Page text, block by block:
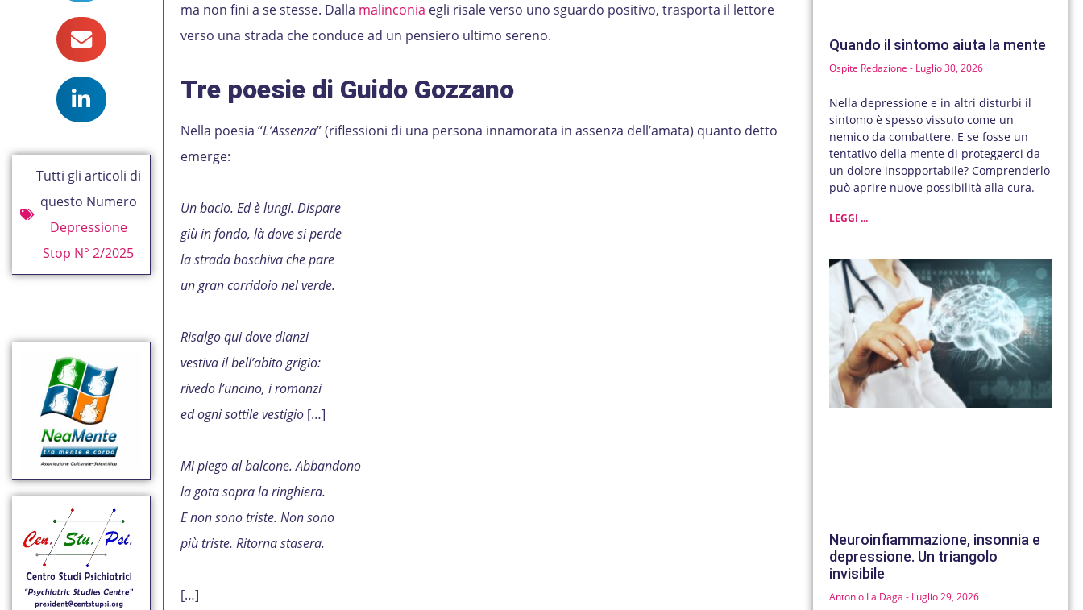
Tutti gli articoli di
questo Numero
Depressione
Stop N° 2/2025
ma non fini a se stesse. Dalla malinconia egli risale verso uno sguardo positivo, trasporta il lettore
verso una strada che conduce ad un pensiero ultimo sereno.
Tre poesie di Guido Gozzano
Nella poesia “L’Assenza” (riflessioni di una persona innamorata in assenza dell’amata) quanto detto
emerge:
Un bacio. Ed è lungi. Dispare
giù in fondo, là dove si perde
la strada boschiva che pare
un gran corridoio nel verde.
Risalgo qui dove dianzi
vestiva il bell’abito grigio:
rivedo l’uncino, i romanzi
ed ogni sottile vestigio […]
Mi piego al balcone. Abbandono
la gota sopra la ringhiera.
E non sono triste. Non sono
più triste. Ritorna stasera.
[…]
Quando il sintomo aiuta la mente
Ospite Redazione Luglio 30, 2026
Nella depressione e in altri disturbi il
sintomo è spesso vissuto come un
nemico da combattere. E se fosse un
tentativo della mente di proteggerci da
un dolore insopportabile? Comprenderlo
può aprire nuove possibilità alla cura.
LEGGI ...
Neuroinfiammazione, insonnia e
depressione. Un triangolo
invisibile
Antonio La Daga Luglio 29, 2026